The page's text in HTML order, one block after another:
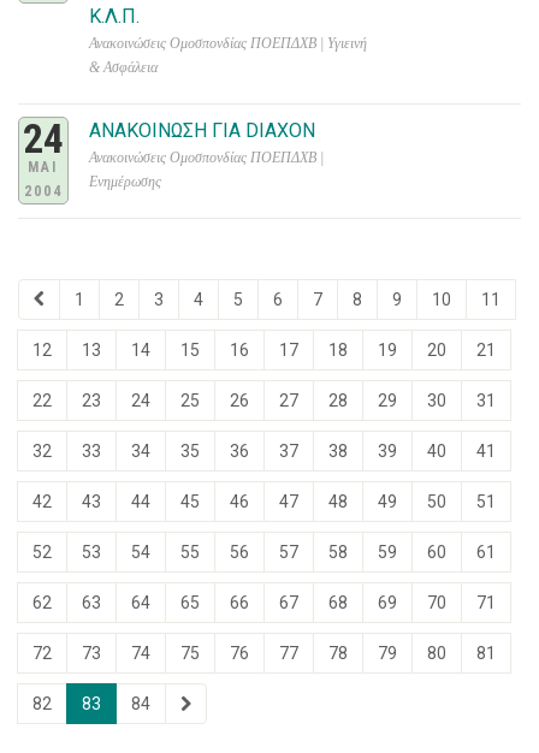
Κ.Λ.Π.
Ανακοινώσεις Ομοσπονδίας ΠΟΕΠΔΧΒ | Υγιεινή
& Ασφάλεια
24
ΜΑΙ
2004
ΑΝΑΚΟΙΝΩΣΗ ΓΙΑ DIAXON
Ανακοινώσεις Ομοσπονδίας ΠΟΕΠΔΧΒ |
Ενημέρωσης
1 2 3 4 5 6 7 8 9 10 11
12 13 14 15 16 17 18 19 20 21
22 23 24 25 26 27 28 29 30 31
32 33 34 35 36 37 38 39 40 41
42 43 44 45 46 47 48 49 50 51
52 53 54 55 56 57 58 59 60 61
62 63 64 65 66 67 68 69 70 71
72 73 74 75 76 77 78 79 80 81
82 83 84